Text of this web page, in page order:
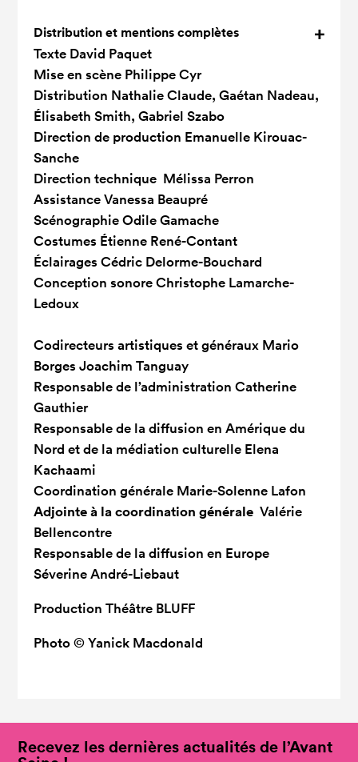
Distribution et mentions complètes
Texte David Paquet
Mise en scène Philippe Cyr
Distribution Nathalie Claude, Gaétan Nadeau,
Élisabeth Smith, Gabriel Szabo
Direction de production Emanuelle Kirouac-
Sanche
Direction technique Mélissa Perron
AssistanceVanessa Beaupré
ScénographieOdile Gamache
Costumes Étienne René-Contant
Éclairages Cédric Delorme-Bouchard
Conception sonoreChristophe Lamarche-
Ledoux
Codirecteurs artistiques et généraux Mario
Borges Joachim Tanguay
Responsable de l’administration Catherine
Gauthier
Responsable de la diffusion en Amérique du
Nord et de la médiation culturelle Elena
Kachaami
Coordination générale Marie-Solenne Lafon
Adjointe à la coordination générale Valérie
Bellencontre
Responsable de la diffusion en Europe
Séverine André-Liebaut
Production Théâtre BLUFF
Photo© Yanick Macdonald
Recevez les dernières actualités de l’Avant